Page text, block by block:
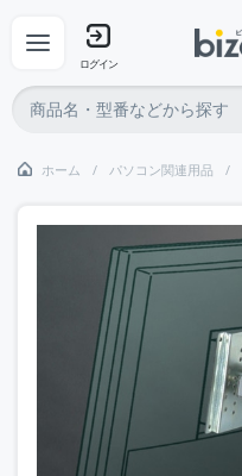
ログイン
ホーム パソコン関連用品